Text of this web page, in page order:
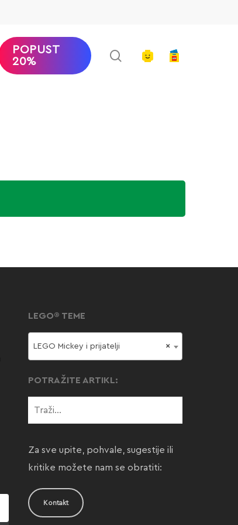
POPUST
20%
searchaccount
LEGO® TEME
×
LEGO Mickey i prijatelji
POTRAŽITE ARTIKL:
Za sve upite, pohvale, sugestije ili
kritike možete nam se obratiti:
Kontakt